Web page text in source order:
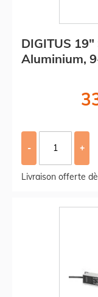
DIGITUS
Aluminium,
- +
Livraison offerte